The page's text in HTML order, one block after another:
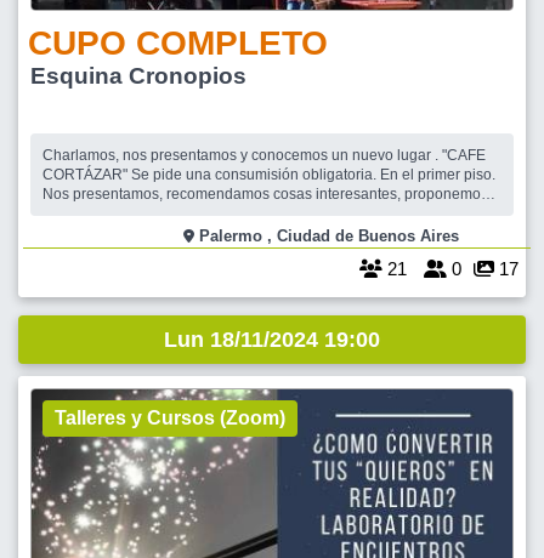
CUPO COMPLETO
Esquina Cronopios
Charlamos, nos presentamos y conocemos un nuevo lugar . "CAFE
CORTÁZAR" Se pide una consumisión obligatoria. En el primer piso.
Nos presentamos, recomendamos cosas interesantes, proponemos
Palermo , Ciudad de Buenos Aires
21 0 17
Lun 18/11/2024 19:00
Talleres y Cursos (Zoom)